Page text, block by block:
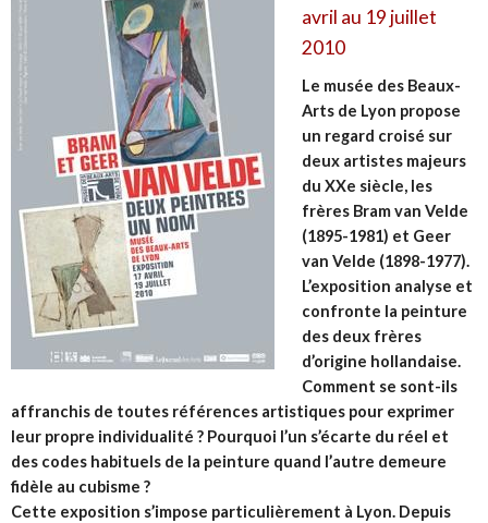
avril au 19 juillet
2010
Le musée des Beaux-
Arts de Lyon propose
un regard croisé sur
deux artistes majeurs
du XXe siècle, les
frères Bram van Velde
(1895-1981) et Geer
van Velde (1898-1977).
L’exposition analyse et
confronte la peinture
des deux frères
d’origine hollandaise.
Comment se sont-ils
affranchis de toutes références artistiques pour exprimer
leur propre individualité ? Pourquoi l’un s’écarte du réel et
des codes habituels de la peinture quand l’autre demeure
fidèle au cubisme ?
Cette exposition s’impose particulièrement à Lyon. Depuis